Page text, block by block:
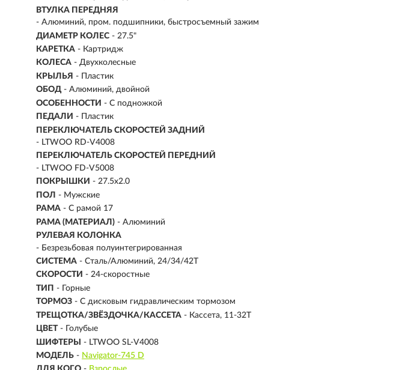
ВТУЛКА ПЕРЕДНЯЯ
- Алюминий, пром. подшипники, быстросъемный зажим
ДИАМЕТР КОЛЕС - 27.5"
КАРЕТКА - Картридж
КОЛЕСА - Двухколесные
КРЫЛЬЯ - Пластик
ОБОД - Алюминий, двойной
ОСОБЕННОСТИ - С подножкой
ПЕДАЛИ - Пластик
ПЕРЕКЛЮЧАТЕЛЬ СКОРОСТЕЙ ЗАДНИЙ
- LTWOO RD-V4008
ПЕРЕКЛЮЧАТЕЛЬ СКОРОСТЕЙ ПЕРЕДНИЙ
- LTWOO FD-V5008
ПОКРЫШКИ - 27.5x2.0
ПОЛ - Мужские
РАМА - С рамой 17
РАМА (МАТЕРИАЛ) - Алюминий
РУЛЕВАЯ КОЛОНКА
- Безрезьбовая полуинтегрированная
СИСТЕМА - Сталь/Алюминий, 24/34/42Т
СКОРОСТИ - 24-скоростные
ТИП - Горные
ТОРМОЗ - С дисковым гидравлическим тормозом
ТРЕЩОТКА/ЗВЁЗДОЧКА/КАССЕТА - Кассета, 11-32Т
ЦВЕТ - Голубые
ШИФТЕРЫ
- LTWOO SL-V4008
МОДЕЛЬ - Navigator-745 D